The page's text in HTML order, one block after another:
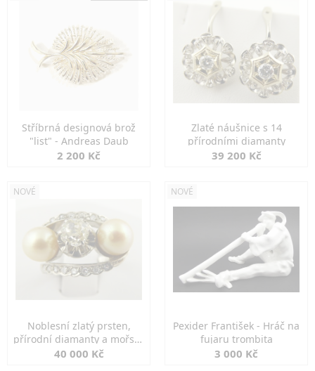
Stříbrná designová brož
"list" - Andreas Daub
2 200 Kč
Zlaté náušnice s 14
přírodními diamanty
39 200 Kč
NOVÉ
Noblesní zlatý prsten,
přírodní diamanty a mořské
perly
40 000 Kč
NOVÉ
Pexider František - Hráč na
fujaru trombita
3 000 Kč